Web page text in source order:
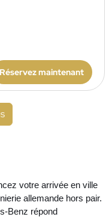
Réservez maintenant
votre arrivée en ville
allemande hors pair.
Benz répond